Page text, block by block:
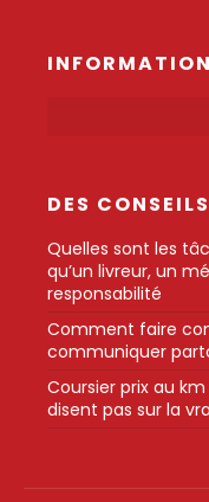
DES
Quelles sont les
qu’un livreur, un
responsabilité
Comment faire
communiquer
Coursier prix au
disent pas sur la